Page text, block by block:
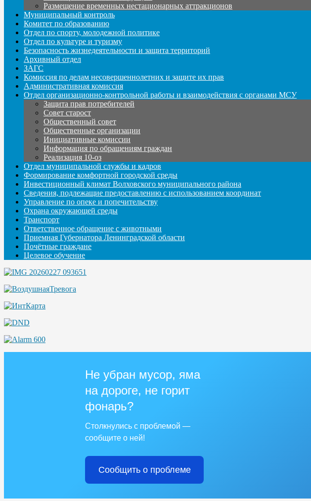
Размещение временных нестационарных аттракционов
Муниципальный контроль
Комитет по образованию
Отдел по спорту, молодежной политике
Отдел по культуре и туризму
Безопасность жизнедеятельности и защита территорий
Архивный отдел
ЗАГС
Комиссия по делам несовершеннолетних и защите их прав
Административная комиссия
Отдел организационно-контрольной работы и взаимодействия с органами МСУ
Защита прав потребителей
Совет старост
Общественный совет
Общественные организации
Инициативные комиссии
Информация по обращениям граждан
Реализация 10-оз
Отдел муниципальной службы и кадров
Формирование комфортной городской среды
Инвестиционный климат Волховского муниципального района
Сведения, подлежащие предоставлению с использованием координат
Управление по опеке и попечительству
Охрана окружающей среды
Транспорт
Ответственное обращение с животными
Приемная Губернатора Ленинградской области
Почётные граждане
Целевое обучение
Не убран мусор, яма
на дороге, не горит
фонарь?
Столкнулись с проблемой —
сообщите о ней!
Сообщить о проблеме